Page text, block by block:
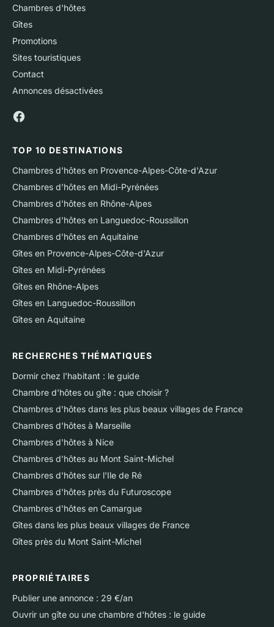
Chambres d'hôtes
Gîtes
Promotions
Sites touristiques
Contact
Annonces désactivées
TOP 10 DESTINATIONS
Chambres d'hôtes en Provence-Alpes-Côte-d'Azur
Chambres d'hôtes en Midi-Pyrénées
Chambres d'hôtes en Rhône-Alpes
Chambres d'hôtes en Languedoc-Roussillon
Chambres d'hôtes en Aquitaine
Gîtes en Provence-Alpes-Côte-d'Azur
Gîtes en Midi-Pyrénées
Gîtes en Rhône-Alpes
Gîtes en Languedoc-Roussillon
Gîtes en Aquitaine
RECHERCHES THÉMATIQUES
Dormir chez l'habitant : le guide
Chambre d'hôtes ou gîte : que choisir ?
Chambres d'hôtes dans les plus beaux villages de France
Chambres d'hôtes à Marseille
Chambres d'hôtes à Nice
Chambres d'hôtes au Mont Saint-Michel
Chambres d'hôtes sur l'Ile de Ré
Chambres d'hôtes près du Futuroscope
Chambres d'hôtes en Camargue
Gîtes dans les plus beaux villages de France
Gîtes près du Mont Saint-Michel
PROPRIÉTAIRES
Publier une annonce : 29 €/an
Ouvrir un gîte ou une chambre d'hôtes : le guide